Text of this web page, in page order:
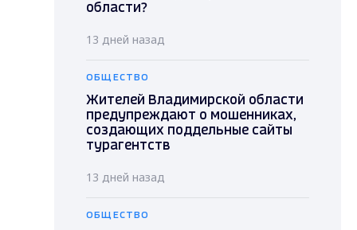
области?
13 дней назад
ОБЩЕСТВО
Жителей Владимирской области
предупреждают о мошенниках,
создающих поддельные сайты
турагентств
13 дней назад
ОБЩЕСТВО